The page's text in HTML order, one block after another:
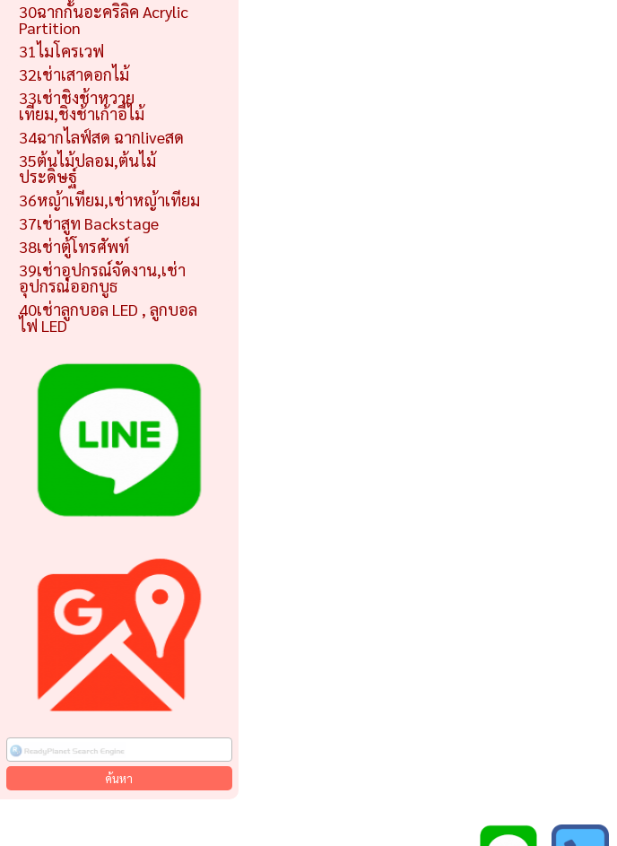
30ฉากกั้นอะคริลิค Acrylic
Partition
31ไมโครเวฟ
32เช่าเสาดอกไม้
33เช่าชิงช้าหวาย
เทียม,ชิงช้าเก้าอี้ไม้
34ฉากไลฟ์สด ฉากliveสด
35ต้นไม้ปลอม,ต้นไม้
ประดิษฐ์
36หญ้าเทียม,เช่าหญ้าเทียม
37เช่าสูท Backstage
38เช่าตู้โทรศัพท์
39เช่าอุปกรณ์จัดงาน,เช่า
อุปกรณ์ออกบูธ
40เช่าลูกบอล LED , ลูกบอล
ไฟ LED